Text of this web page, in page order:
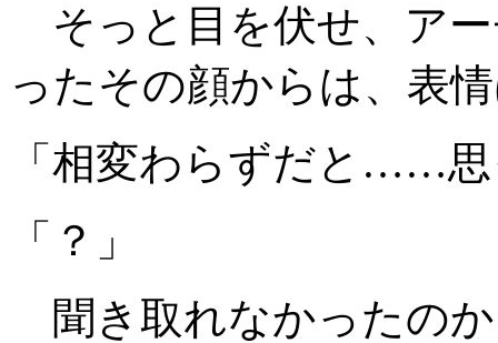
そっと目を伏せ、ア
ったその顔からは、表
「相変わらずだと……
「？」
聞き取れなかったの